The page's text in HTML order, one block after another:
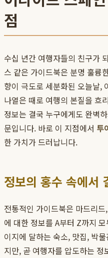
점
수십 년간 여행자들의 친구가
스 같은 가이드북은 분명 훌륭
향이 극도로 세분화된 오늘날,
나열은 때로 여행의 본질을 흐
정보는 결국 누구에게도 완벽
문입니다. 바로 이 지점에서 투
한 가치가 드러납니다.
정보의 홍수 속에서
전통적인 가이드북은 마드리
에 대한 정보를 A부터 Z까지
이지에 달하는 숙소, 맛집, 박
지만, 곧 여행자를 압도하는